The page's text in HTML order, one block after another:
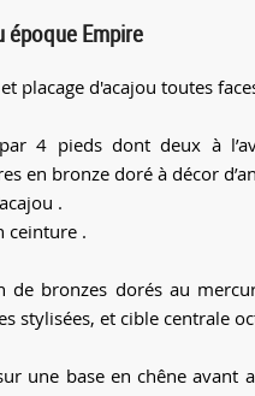
époque Empire
placage d'acajou toutes
4 pieds dont deux à
en bronze doré à décor
.
ceinture .
de bronzes dorés au
stylisées, et cible centrale
une base en chêne avant